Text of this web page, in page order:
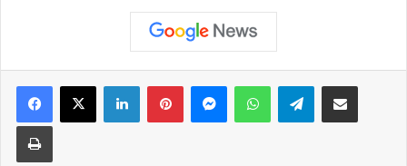
Facebook
X LinkedinPinterestMessengerWhatsAppTelegramCompartilhar via e-mail
Imprimir